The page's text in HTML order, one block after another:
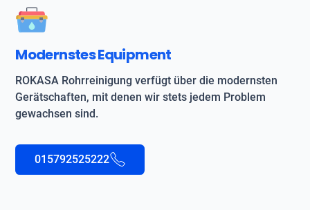
Modernstes Equipment
ROKASA Rohrreinigung verfügt über die modernsten
Gerätschaften, mit denen wir stets jedem Problem
gewachsen sind.
015792525222